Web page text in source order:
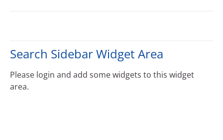
Search Sidebar Widget Area
Please login and add some widgets to this widget
area.